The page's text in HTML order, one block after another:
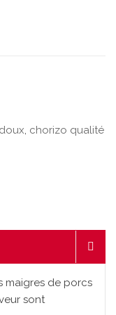
Extra
, chorizo qualité
maigres de porcs
sont